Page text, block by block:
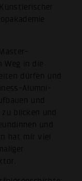
Weg in die
dürfen und
Alumni-
und
blicken und
und
hat mir viel